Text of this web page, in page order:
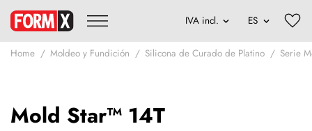
Home Moldeo y Fundición Silicona de Curado de Platino Serie
Mold Star™ 14T